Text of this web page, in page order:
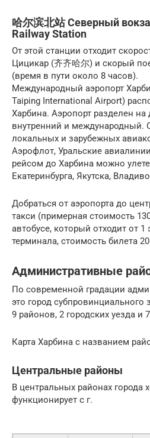
哈尔滨北站 Северный
Railway Station
От этой станции отходит
Цицикар (齐齐哈尔) и скорый
(время в пути около 8 часов).
Международный аэропорт
Taiping International Airport)
Харбина. Аэропорт разделен на
внутренний и международный.
локальных и зарубежных
Аэрофлот, Уральские
рейсом до Харбина можно
Екатеринбурга, Якутска,
Добраться от аэропорта до
такси (примерная стоимость
автобусе, который отходит от 1
терминала, стоимость билета
Административные
По современной градации
это город субпровинциального
9 районов, 2 городских уезда и
Карта Харбина с названием
Центральные районы
В центральных районах города
функционирует с г.